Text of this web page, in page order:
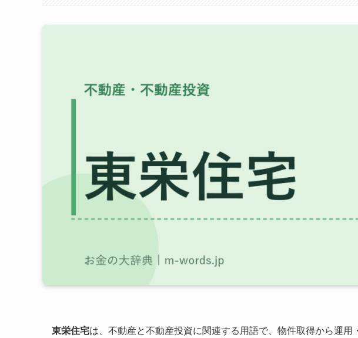
東栄住宅は、不動産と不動産投資に関連する用語で、物件取得から運用